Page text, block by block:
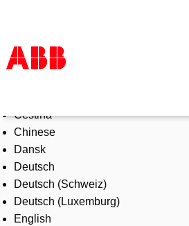
Products & Solutions
Industries
Services
About us
Where to buy
Contact us
Careers
Čeština
Chinese
Dansk
Deutsch
Deutsch (Schweiz)
Deutsch (Luxemburg)
English